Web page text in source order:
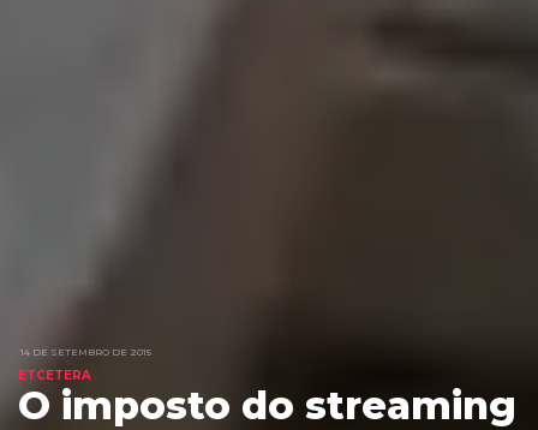
14 DE SETEMBRO DE 2015
ETCETERA
O imposto do streaming